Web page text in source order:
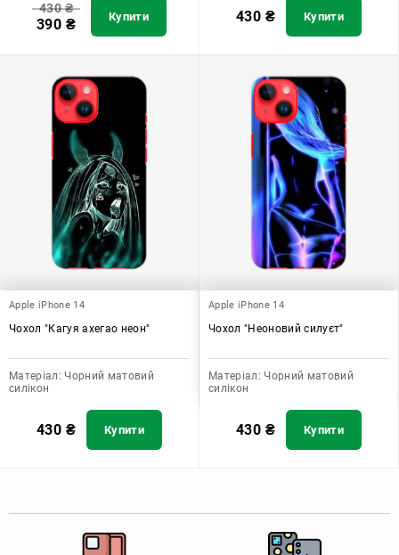
430₴
390 ₴ Купити 430 ₴ Купити
Apple iPhone 14
Чохол "Кагуя ахегао неон"
Матеріал: Чорний матовий
силікон
430 ₴ Купити
Apple iPhone 14
Чохол "Неоновий силуєт"
Матеріал: Чорний матовий
силікон
430 ₴ Купити